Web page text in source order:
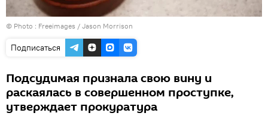
© Photo : Freeimages / Jason Morrison
Подписаться
Подсудимая признала свою вину и
раскаялась в совершенном проступке,
утверждает прокуратура